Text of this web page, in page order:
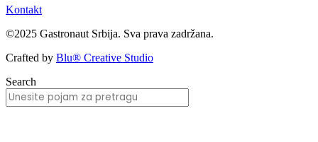
Kontakt
©2025 Gastronaut Srbija. Sva prava zadržana.
Crafted by Blu® Creative Studio
Search